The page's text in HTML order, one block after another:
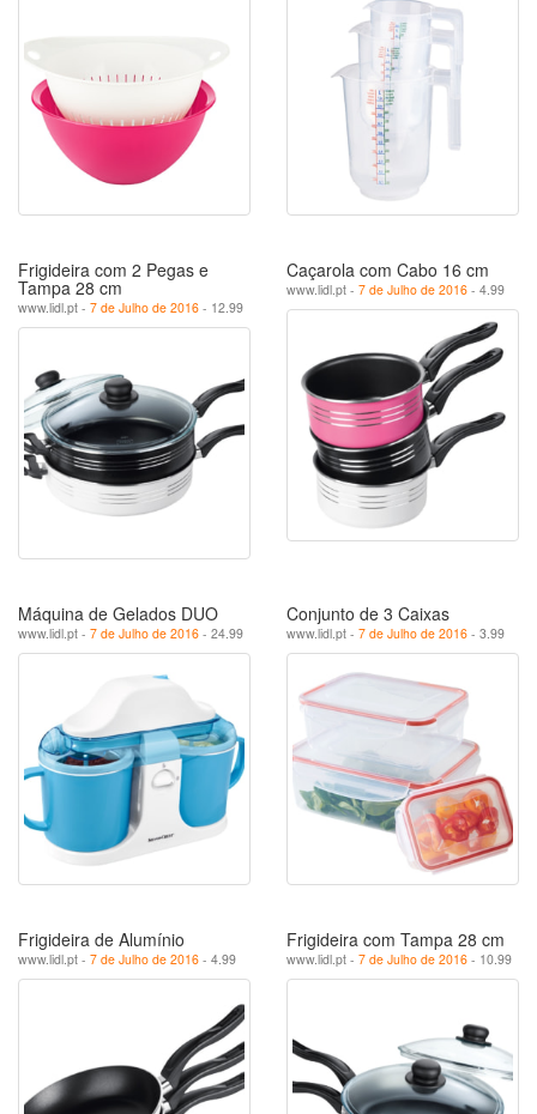
Frigideira com 2 Pegas e
Tampa 28 cm
www.lidl.pt - 7 de Julho de 2016 - 12.99
Caçarola com Cabo 16 cm
www.lidl.pt - 7 de Julho de 2016 - 4.99
Máquina de Gelados DUO
www.lidl.pt - 7 de Julho de 2016 - 24.99
Conjunto de 3 Caixas
www.lidl.pt - 7 de Julho de 2016 - 3.99
Frigideira de Alumínio
www.lidl.pt - 7 de Julho de 2016 - 4.99
Frigideira com Tampa 28 cm
www.lidl.pt - 7 de Julho de 2016 - 10.99